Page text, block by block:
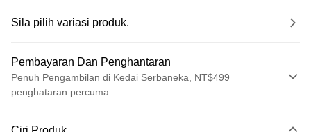
Sila pilih variasi produk.
Pembayaran Dan Penghantaran
Penuh Pengambilan di Kedai Serbaneka, NT$499
penghataran percuma